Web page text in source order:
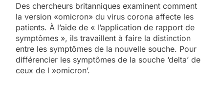
Des chercheurs britanniques examinent comment
la version «omicron» du virus corona affecte les
patients. À l’aide de « l’application de rapport de
symptômes », ils travaillent à faire la distinction
entre les symptômes de la nouvelle souche. Pour
différencier les symptômes de la souche ‘delta’ de
ceux de l »omicron’.